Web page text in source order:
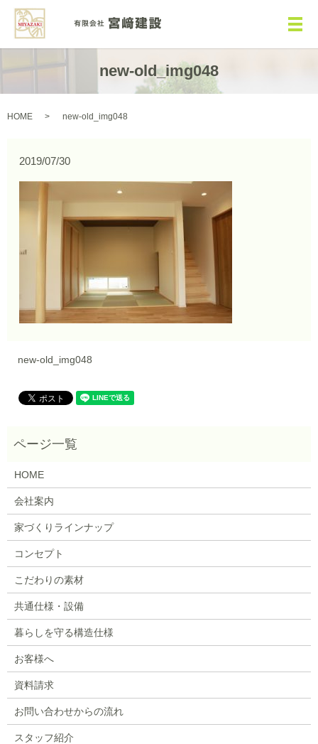
メ
new-old_img048
HOME new-old_img048
2019/07/30
new-old_img048
HOME
会社案内
家づくりラインナップ
コンセプト
こだわりの素材
共通仕様・設備
暮らしを守る構造仕様
お客様へ
資料請求
お問い合わせからの流れ
スタッフ紹介